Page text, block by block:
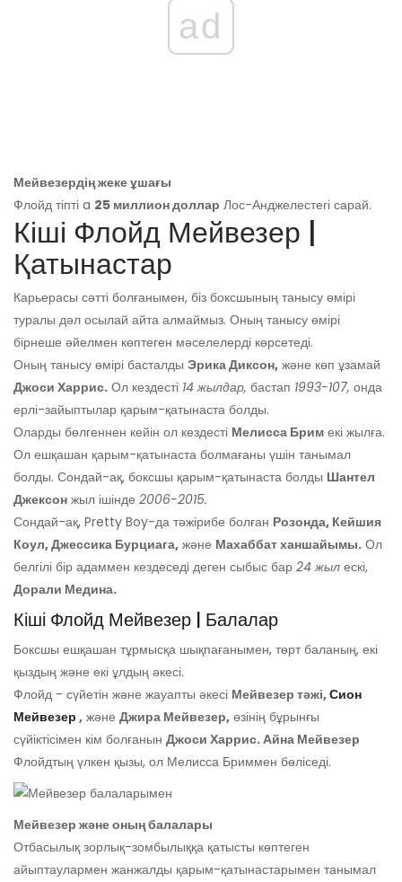
ad
Мейвезердің жеке ұшағы
Флойд тіпті a 25 миллион доллар Лос-Анджелестегі сарай.
Кіші Флойд Мейвезер |
Қатынастар
Карьерасы сәтті болғанымен, біз боксшының танысу өмірі
туралы дәл осылай айта алмаймыз. Оның танысу өмірі
бірнеше әйелмен көптеген мәселелерді көрсетеді.
Оның танысу өмірі басталды Эрика Диксон, және көп ұзамай
Джоси Харрис. Ол кездесті 14 жылдар, бастап 1993-107, онда
ерлі-зайыптылар қарым-қатынаста болды.
Оларды бөлгеннен кейін ол кездесті Мелисса Брим екі жылға.
Ол ешқашан қарым-қатынаста болмағаны үшін танымал
болды. Сондай-ақ, боксшы қарым-қатынаста болды Шантел
Джексон жыл ішінде 2006-2015.
Сондай-ақ, Pretty Boy-да тәжірибе болған Розонда, Кейшия
Коул, Джессика Бурциага, және Махаббат ханшайымы. Ол
белгілі бір адаммен кездеседі деген сыбыс бар 24 жыл ескі,
Дорали Медина.
Кіші Флойд Мейвезер | Балалар
Боксшы ешқашан тұрмысқа шықпағанымен, төрт баланың, екі
қыздың және екі ұлдың әкесі.
Флойд - сүйетін және жауапты әкесі Мейвезер тәжі,Сион
Мейвезер , және Джира Мейвезер, өзінің бұрынғы
сүйіктісімен кім болғанын Джоси Харрис. Айна Мейвезер
Флойдтың үлкен қызы, ол Мелисса Бриммен бөліседі.
Мейвезер және оның балалары
Отбасылық зорлық-зомбылыққа қатысты көптеген
айыптаулармен жанжалды қарым-қатынастарымен танымал